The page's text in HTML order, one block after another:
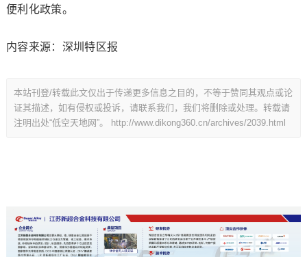
便利化政策。
内容来源：深圳特区报
本站刊登/转载此文仅出于传递更多信息之目的，不等于赞同其观点或论
证其描述，如有侵权或投诉，请联系我们，我们将删除或处理。转载请
注明出处“低空天地网”。
http://www.dikong360.cn/archives/2039.html